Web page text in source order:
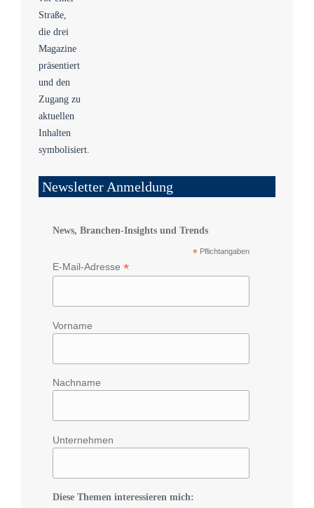
Newsletter Anmeldung
News, Branchen-Insights und Trends
* Pflichtangaben
E-Mail-Adresse *
Vorname
Nachname
Unternehmen
Diese Themen interessieren mich: